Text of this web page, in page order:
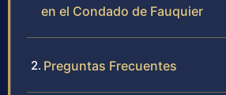
en el Condado de Fauquier
Preguntas Frecuentes